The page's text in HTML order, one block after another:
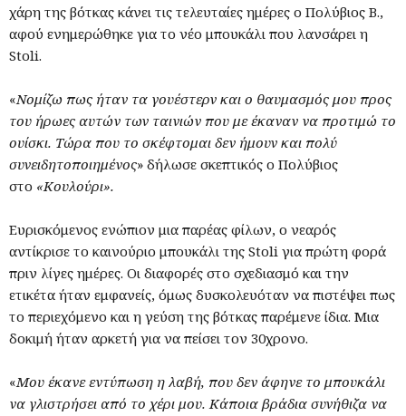
χάρη της βότκας κάνει τις τελευταίες ημέρες ο Πολύβιος Β.,
αφού ενημερώθηκε για το νέο μπουκάλι που λανσάρει η
Stoli.
«Νομίζω πως ήταν τα γουέστερν και ο θαυμασμός μου προς
του ήρωες αυτών των ταινιών που με έκαναν να προτιμώ το
ουίσκι. Τώρα που το σκέφτομαι δεν ήμουν και πολύ
συνειδητοποιημένος» δήλωσε σκεπτικός ο Πολύβιος
στο «Κουλούρι».
Ευρισκόμενος ενώπιον μια παρέας φίλων, ο νεαρός
αντίκρισε το καινούριο μπουκάλι της Stoli για πρώτη φορά
πριν λίγες ημέρες. Οι διαφορές στο σχεδιασμό και την
ετικέτα ήταν εμφανείς, όμως δυσκολευόταν να πιστέψει πως
το περιεχόμενο και η γεύση της βότκας παρέμενε ίδια. Μια
δοκιμή ήταν αρκετή για να πείσει τον 30χρονο.
«Μου έκανε εντύπωση η λαβή, που δεν άφηνε το μπουκάλι
να γλιστρήσει από το χέρι μου. Κάποια βράδια συνήθιζα να